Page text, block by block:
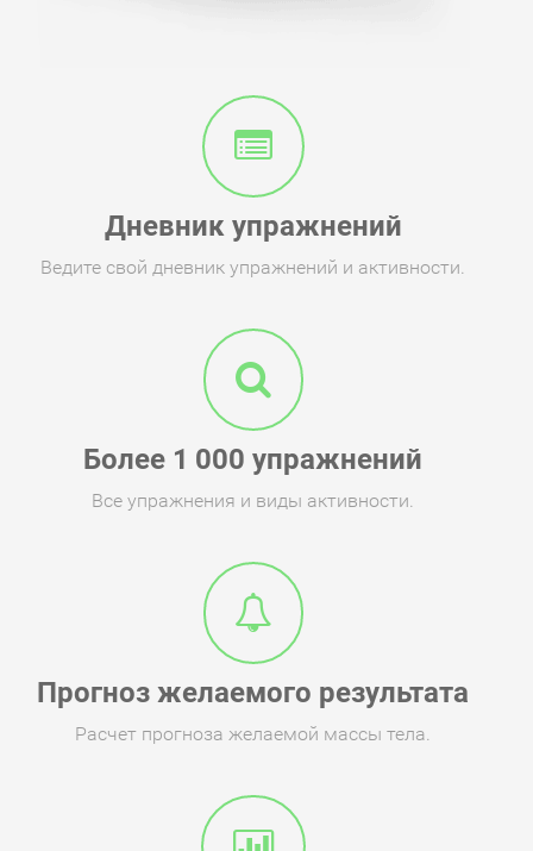
Дневник упражнений
Ведите свой дневник упражнений и активности.
Более 1 000 упражнений
Все упражнения и виды активности.
Прогноз желаемого результата
Расчет прогноза желаемой массы тела.